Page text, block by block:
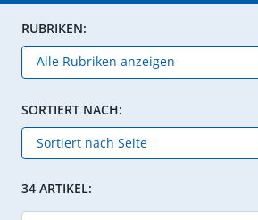
RUBRIKEN:
SORTIERT NACH:
34 ARTIKEL: